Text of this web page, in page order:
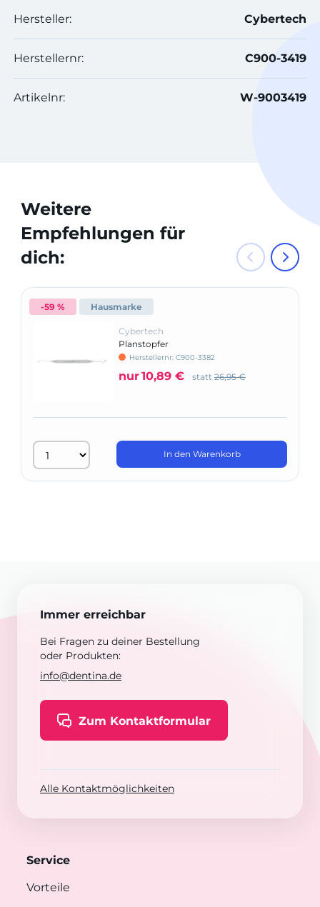
Hersteller: Cybertech
Herstellernr: C900-3419
Artikelnr: W-9003419
Weitere
Empfehlungen für
dich:
-59 % Hausmarke
Cybertech
Planstopfer
Herstellernr: C900-3382
nur10,89 € statt 26,95 €
In den Warenkorb
Immer erreichbar
Bei Fragen zu deiner Bestellung
oder Produkten:
info@dentina.de
Zum Kontaktformular
Alle Kontaktmöglichkeiten
Service
Vorteile